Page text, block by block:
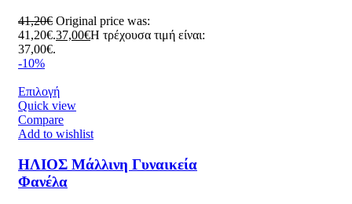
41,20€ Original price was:
41,20€.37,00€Η τρέχουσα τιμή είναι:
37,00€.
-10%
Επιλογή
Quick view
Compare
Add to wishlist
ΗΛΙΟΣ Μάλλινη Γυναικεία
Φανέλα